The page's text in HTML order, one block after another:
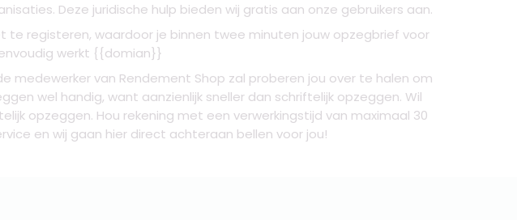
Deze juridische hulp bieden wij gratis aan onze gebruikers aan.
te registeren, waardoor je binnen twee minuten jouw opzegbrief voor
werkt {{domian}}
van Rendement Shop zal proberen jou over te halen om
wel handig, want aanzienlijk sneller dan schriftelijk opzeggen. Wil
opzeggen. Hou rekening met een verwerkingstijd van maximaal 30
en wij gaan hier direct achteraan bellen voor jou!